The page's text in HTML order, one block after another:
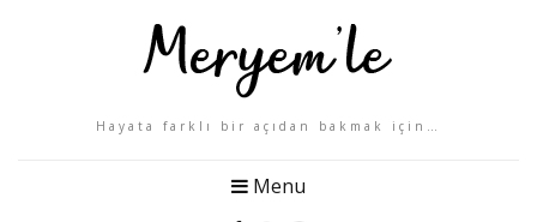
Hayata farklı bir açıdan bakmak için…
Menu